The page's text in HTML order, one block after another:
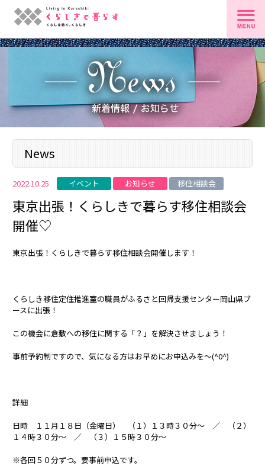
News
2022.10.25 イベント お知らせ 移住相談会
東京出張！くらしきで暮らす移住相談会
開催♡
東京出張！くらしきで暮らす移住相談会開催します！
くらしき移住定住推進室の職員がふるさと回帰支援センター岡山県ブ
ースに出張！
この機会に倉敷への移住に関する「？」を解決させましょう！
事前予約制ですので、気になる方はお早めにお申込みを〜(^0^)
詳細
日時 １１月１８日（金曜日） （１）１３時３０分〜 ／ （２）
１４時３０分〜 ／ （３）１５時３０分〜
※各回５０分ずつ。要事前申込です。